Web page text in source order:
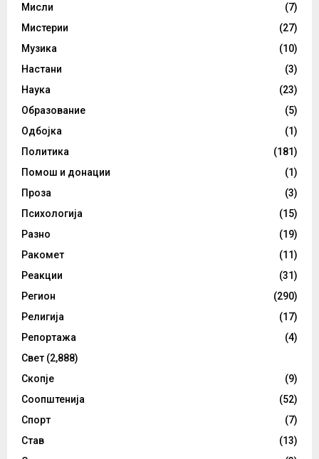
Мисли
(7)
Мистерии
(27)
Музика
(10)
Настани
(3)
Наука
(23)
Образование
(5)
Одбојка
(1)
Политика
(181)
Помош и донации
(1)
Проза
(3)
Психологија
(15)
Разно
(19)
Ракомет
(11)
Реакции
(31)
Регион
(290)
Религија
(17)
Репортажа
(4)
Свет (2,888)
Скопје
(9)
Соопштенија
(52)
Спорт
(7)
Став
(13)